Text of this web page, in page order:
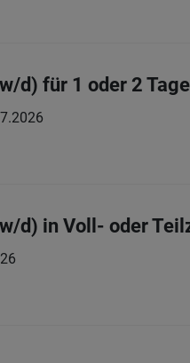
d) für 1 oder 2
d) in Voll- oder